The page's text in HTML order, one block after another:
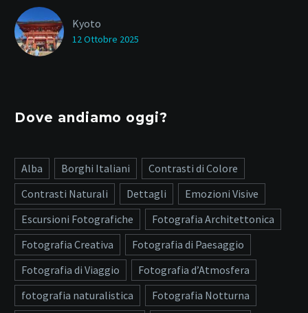
Kyoto
12 Ottobre 2025
Dove andiamo oggi?
Alba Borghi Italiani
Contrasti di Colore
Contrasti Naturali
Dettagli
Emozioni Visive
Escursioni Fotografiche
Fotografia Architettonica
Fotografia Creativa
Fotografia di Paesaggio
Fotografia di Viaggio
Fotografia d’Atmosfera
fotografia naturalistica
Fotografia Notturna